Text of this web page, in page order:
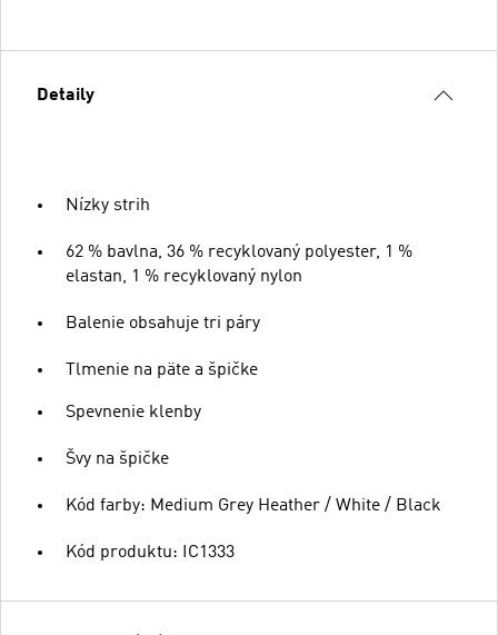
Detaily
Nízky strih
62 % bavlna, 36 % recyklovaný polyester, 1 %
elastan, 1 % recyklovaný nylon
Balenie obsahuje tri páry
Tlmenie na päte a špičke
Spevnenie klenby
Švy na špičke
Kód farby: Medium Grey Heather / White / Black
Kód produktu: IC1333